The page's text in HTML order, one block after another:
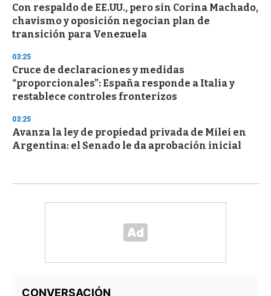
Con respaldo de EE.UU., pero sin Corina Machado,
chavismo y oposición negocian plan de
transición para Venezuela
03:25
Cruce de declaraciones y medidas
“proporcionales”: España responde a Italia y
restablece controles fronterizos
03:25
Avanza la ley de propiedad privada de Milei en
Argentina: el Senado le da aprobación inicial